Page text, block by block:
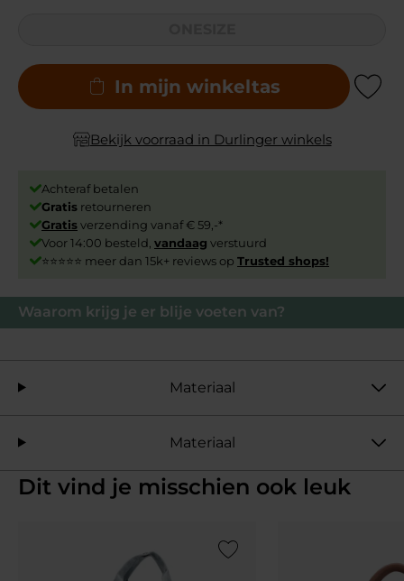
Waarom krijg je er blije voeten van?
Materiaal
Materiaal
In mijn winkeltas Add to
Bekijk voorraad in Durlinger winkels
Achteraf betalen
Gratis retourneren
Gratisverzending vanaf € 59,-*
Voor 14:00 besteld, vandaag verstuurd
⭐⭐⭐⭐⭐ meer dan 15k+ reviews op Trusted shops!
Dit vind je misschien ook leuk
Add to Wishlist